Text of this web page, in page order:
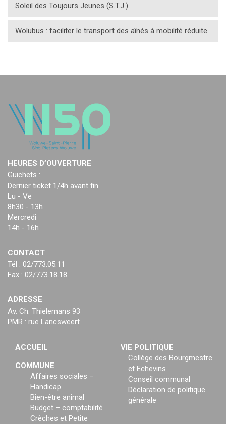
Soleil des Toujours Jeunes (S.T.J.)
Wolubus : faciliter le transport des aînés à mobilité réduite
HEURES D’OUVERTURE
Guichets :
Dernier ticket 1/4h avant fin
Lu - Ve
8h30 - 13h
Mercredi
14h - 16h
CONTACT
Tél : 02/773.05.11
Fax : 02/773.18.18
ADRESSE
Av. Ch. Thielemans 93
PMR : rue Lancsweert
ACCUEIL
COMMUNE
Affaires sociales –
Handicap
Bien-être animal
Budget – comptabilité
Crèches et Petite
VIE POLITIQUE
Collège des Bourgmestre
et Echevins
Conseil communal
Déclaration de politique
générale